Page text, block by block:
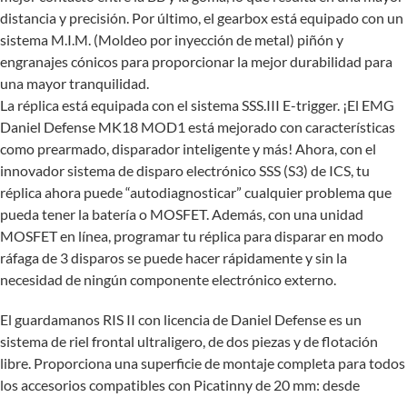
distancia y precisión. Por último, el gearbox está equipado con un
sistema M.I.M. (Moldeo por inyección de metal) piñón y
engranajes cónicos para proporcionar la mejor durabilidad para
una mayor tranquilidad.
La réplica está equipada con el sistema SSS.III E-trigger. ¡El EMG
Daniel Defense MK18 MOD1 está mejorado con características
como prearmado, disparador inteligente y más! Ahora, con el
innovador sistema de disparo electrónico SSS (S3) de ICS, tu
réplica ahora puede “autodiagnosticar” cualquier problema que
pueda tener la batería o MOSFET. Además, con una unidad
MOSFET en línea, programar tu réplica para disparar en modo
ráfaga de 3 disparos se puede hacer rápidamente y sin la
necesidad de ningún componente electrónico externo.
El guardamanos RIS II con licencia de Daniel Defense es un
sistema de riel frontal ultraligero, de dos piezas y de flotación
libre. Proporciona una superficie de montaje completa para todos
los accesorios compatibles con Picatinny de 20 mm: desde